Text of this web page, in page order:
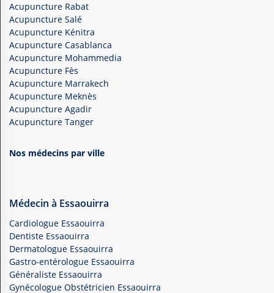
Acupuncture Rabat
Acupuncture Salé
Acupuncture Kénitra
Acupuncture Casablanca
Acupuncture Mohammedia
Acupuncture Fès
Acupuncture Marrakech
Acupuncture Meknès
Acupuncture Agadir
Acupuncture Tanger
Nos médecins par ville
Médecin à Essaouirra
Cardiologue Essaouirra
Dentiste Essaouirra
Dermatologue Essaouirra
Gastro-entérologue Essaouirra
Généraliste Essaouirra
Gynécologue Obstétricien Essaouirra